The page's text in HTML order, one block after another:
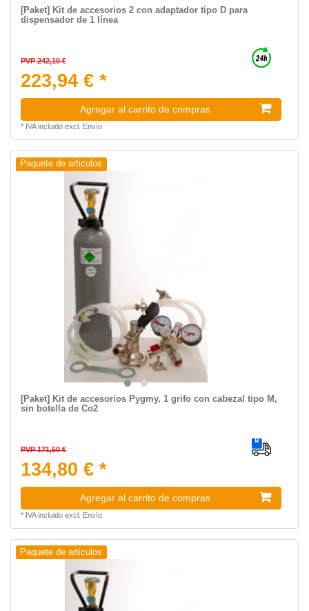
[Paket] Kit de accesorios 2 con adaptador tipo D para
dispensador de 1 línea
PVP 242,10 €
223,94 € *
Agregar al carrito de compras
* IVA incluidoexcl. Envío
Paquete de articulos
[Paket] Kit de accesorios Pygmy, 1 grifo con cabezal tipo M,
sin botella de Co2
PVP 171,50 €
134,80 € *
Agregar al carrito de compras
* IVA incluidoexcl. Envío
Paquete de articulos